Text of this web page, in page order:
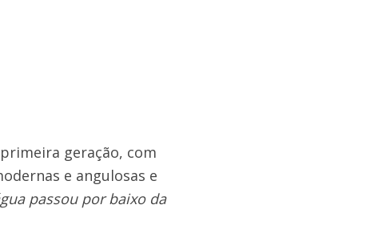
geração, com
e angulosas e
passou por baixo da